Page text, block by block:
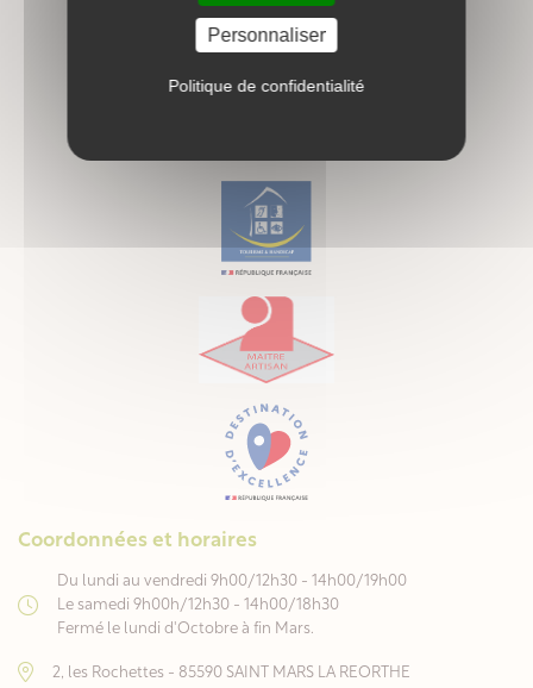
Personnaliser
Politique de confidentialité
Coordonnées et horaires
Du lundi au vendredi 9h00/12h30 - 14h00/19h00
Le samedi 9h00h/12h30 - 14h00/18h30
Fermé le lundi d'Octobre à fin Mars.
2, les Rochettes - 85590 SAINT MARS LA REORTHE